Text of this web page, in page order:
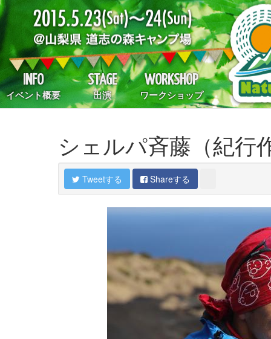
INFO
イベント概要
STAGE
出演
WORKSHOP
ワークショップ
シェルパ斉藤（紀行
Tweetする Shareする